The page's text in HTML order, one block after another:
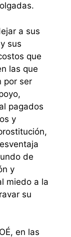
a sus
sus
que
las que
por ser
pagados
y
de
y
miedo a la
su
en las